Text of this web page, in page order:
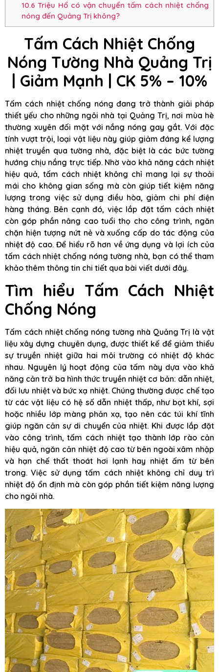
10.6 Triệu Hổ có vận chuyển tấm cách nhiệt chống
nóng đến Quảng Trị không?
Tấm Cách Nhiệt Chống
Nóng Tường Nhà Quảng Trị
| Giảm Mạnh | CK 5% – 10%
Tấm cách nhiệt chống nóng đang trở thành giải pháp
thiết yếu cho những ngôi nhà tại Quảng Trị, nơi mùa hè
thường xuyên đối mặt với nắng nóng gay gắt. Với đặc
tính vượt trội, loại vật liệu này giúp giảm đáng kể lượng
nhiệt truyền qua tường nhà, đặc biệt là các bức tường
hướng chịu nắng trực tiếp. Nhờ vào khả năng cách nhiệt
hiệu quả, tấm cách nhiệt không chỉ mang lại sự thoải
mái cho không gian sống mà còn giúp tiết kiệm năng
lượng trong việc sử dụng điều hòa, giảm chi phí điện
hàng tháng. Bên cạnh đó, việc lắp đặt tấm cách nhiệt
còn góp phần nâng cao tuổi thọ cho công trình, ngăn
chặn hiện tượng nứt nẻ và xuống cấp do tác động của
nhiệt độ cao. Để hiểu rõ hơn về ứng dụng và lợi ích của
tấm cách nhiệt chống nóng tường nhà, bạn có thể tham
khảo thêm thông tin chi tiết qua bài viết dưới đây.
Tìm hiểu Tấm Cách Nhiệt
Chống Nóng
Tấm cách nhiệt chống nóng tường nhà Quảng Trị là vật
liệu xây dựng chuyên dụng, được thiết kế để giảm thiểu
sự truyền nhiệt giữa hai môi trường có nhiệt độ khác
nhau. Nguyên lý hoạt động của tấm này dựa vào khả
năng cản trở ba hình thức truyền nhiệt cơ bản: dẫn nhiệt,
đối lưu nhiệt và bức xạ nhiệt. Chúng thường được chế tạo
từ các vật liệu có hệ số dẫn nhiệt thấp, như bọt khí, sợi
hoặc nhiều lớp màng phản xạ, tạo nên các túi khí tĩnh
giúp ngăn cản sự di chuyển của nhiệt. Khi được lắp đặt
vào công trình, tấm cách nhiệt tạo thành lớp rào cản
hiệu quả, ngăn cản nhiệt độ cao từ bên ngoài xâm nhập
và hạn chế thất thoát hơi lạnh hay nhiệt ấm từ bên
trong. Việc sử dụng tấm cách nhiệt không chỉ duy trì
nhiệt độ ổn định mà còn góp phần tiết kiệm năng lượng
cho ngôi nhà.